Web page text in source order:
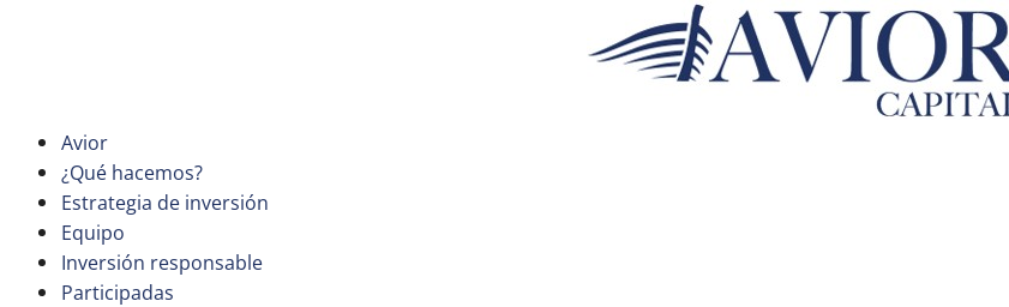
Avior
¿Qué hacemos?
Estrategia de inversión
Equipo
Inversión responsable
Participadas